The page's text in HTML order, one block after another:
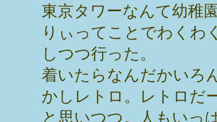
東京タワーなんて幼稚
りぃってことでわくわ
しつつ行った。
着いたらなんだかいろ
かしレトロ。レトロだ
と思いつつ。人もいっ